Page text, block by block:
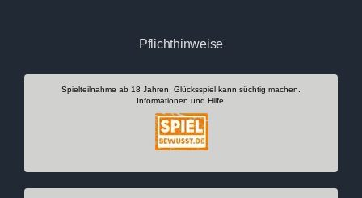
Pflichthinweise
Spielteilnahme ab 18 Jahren. Glücksspiel kann süchtig machen.
Informationen und Hilfe: